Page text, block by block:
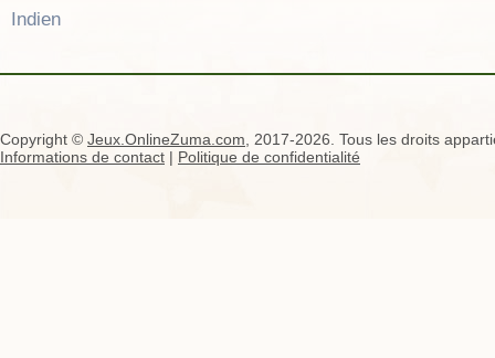
Indien
Copyright © Jeux.OnlineZuma.com , 2017-2026. Tous les droits
Informations de contact | Politique de confidentialité